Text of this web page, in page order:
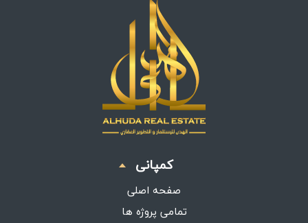
کمپانی
صفحه اصلی
تمامی پروژه ها